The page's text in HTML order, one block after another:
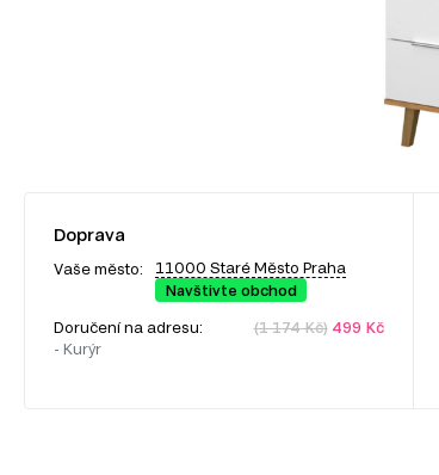
Doprava
Vaše město:
11000 Staré Město Praha
Navštivte obchod
Doručení na adresu:
- Kurýr
(1 174 Kč)499 Kč